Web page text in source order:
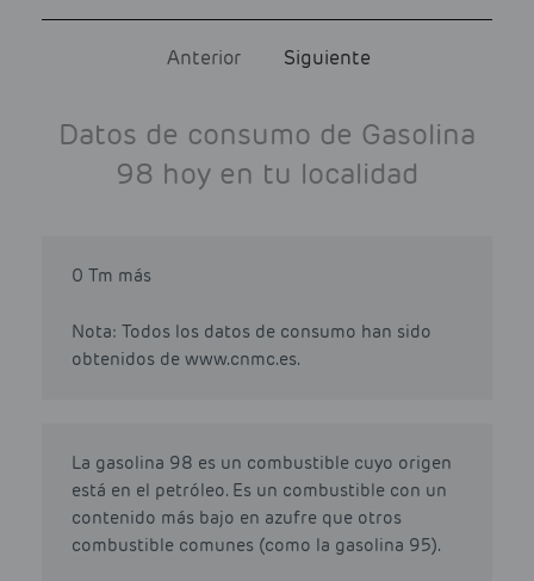
Anterior Siguiente
Datos de consumo de Gasolina
98 hoy en tu localidad
0 Tm más
Nota: Todos los datos de consumo han sido
obtenidos de www.cnmc.es.
La gasolina 98 es un combustible cuyo origen
está en el petróleo. Es un combustible con un
contenido más bajo en azufre que otros
combustible comunes (como la gasolina 95).